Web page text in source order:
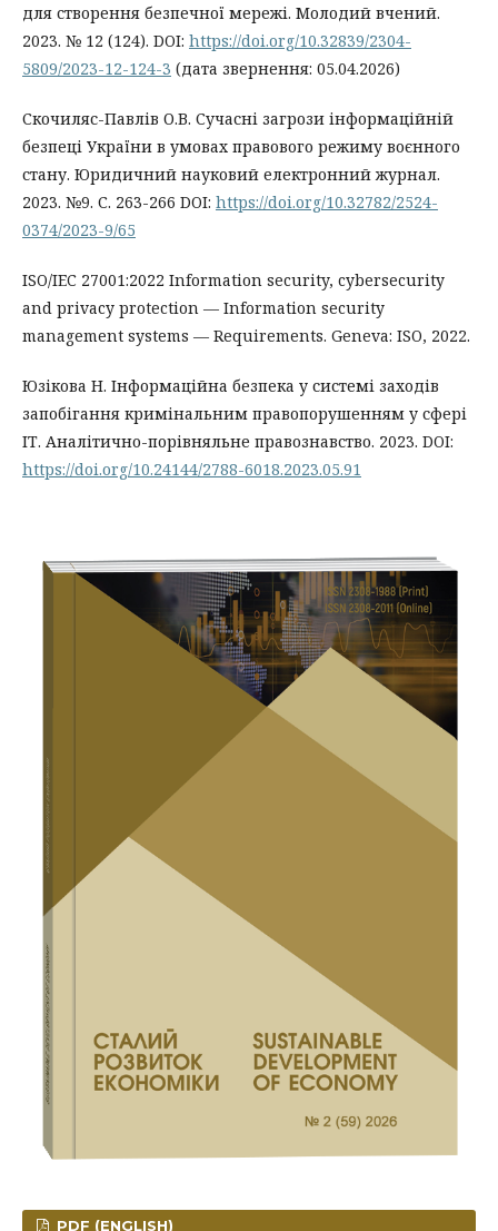
для створення безпечної мережі. Молодий вчений.
2023. № 12 (124). DOI: https://doi.org/10.32839/2304-
5809/2023-12-124-3 (дата звернення: 05.04.2026)
Скочиляс-Павлів О.В. Сучасні загрози інформаційній
безпеці України в умовах правового режиму воєнного
стану. Юридичний науковий електронний журнал.
2023. №9. С. 263-266 DOI: https://doi.org/10.32782/2524-
0374/2023-9/65
ISO/IEC 27001:2022 Information security, cybersecurity
and privacy protection — Information security
management systems — Requirements. Geneva: ISO, 2022.
Юзікова Н. Інформаційна безпека у системі заходів
запобігання кримінальним правопорушенням у сфері
ІТ. Аналітично-порівняльне правознавство. 2023. DOI:
https://doi.org/10.24144/2788-6018.2023.05.91
PDF (ENGLISH)